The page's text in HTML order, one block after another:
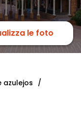
le foto
azulejos